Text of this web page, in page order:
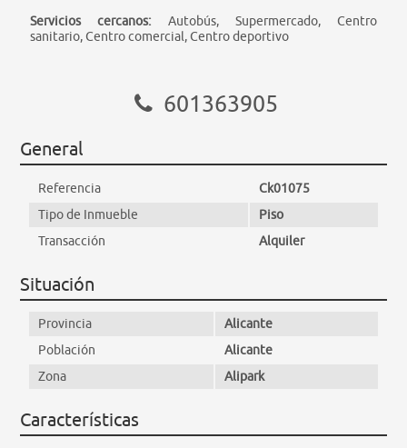
Servicios cercanos: Autobús, Supermercado, Centro
sanitario, Centro comercial, Centro deportivo
601363905
General
Referencia
Ck01075
Tipo de Inmueble
Piso
Transacción
Alquiler
Situación
Provincia
Alicante
Población
Alicante
Zona
Alipark
Características